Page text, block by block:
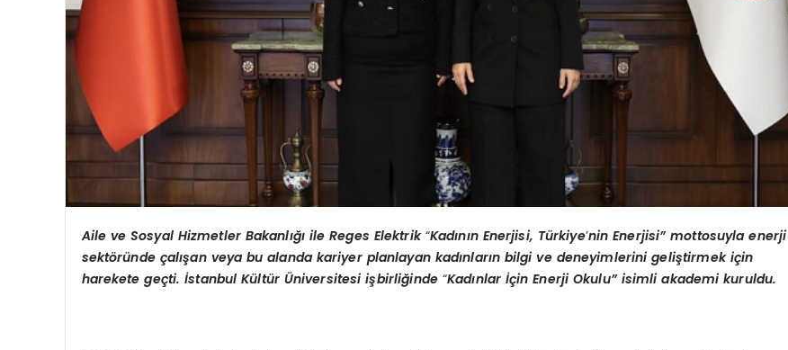
Aile ve Sosyal Hizmetler Bakanlığı ile Reges Elektrik “Kadının Enerjisi, Türkiye’nin Enerjisi” mottosuyla enerji
sektöründe çalışan veya bu alanda kariyer planlayan kadınların bilgi ve deneyimlerini geliştirmek için
harekete geçti.İstanbul Kültür Üniversitesi işbirliğinde “Kadınlar İçin Enerji Okulu” isimli akademi kuruldu.